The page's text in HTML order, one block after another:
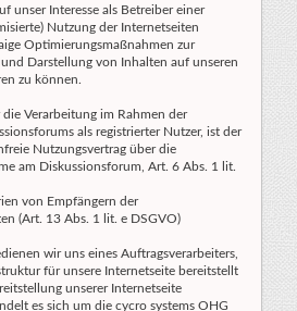
unser Interesse als Betreiber einer
Nutzung der Internetseiten
Optimierungsmaßnahmen zur
Darstellung von Inhalten auf unseren
zu können.
Verarbeitung im Rahmen der
als registrierter Nutzer, ist der
Nutzungsvertrag über die
am Diskussionsforum, Art. 6 Abs. 1 lit.
von Empfängern der
(Art. 13 Abs. 1 lit. e DSGVO)
wir uns eines Auftragsverarbeiters,
für unsere Internetseite bereitstellt
unserer Internetseite
es sich um die cycro systems OHG